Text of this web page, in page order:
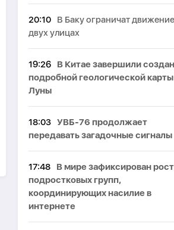
20:10
В Баку ограничат
двух улицах
19:26
В Китае завершили
подробной геологической карты
Луны
18:03 УВБ-76 продолжает
передавать загадочные сигналы
17:48
В мире зафиксирован рост
подростковых групп,
координирующих насилие в
интернете